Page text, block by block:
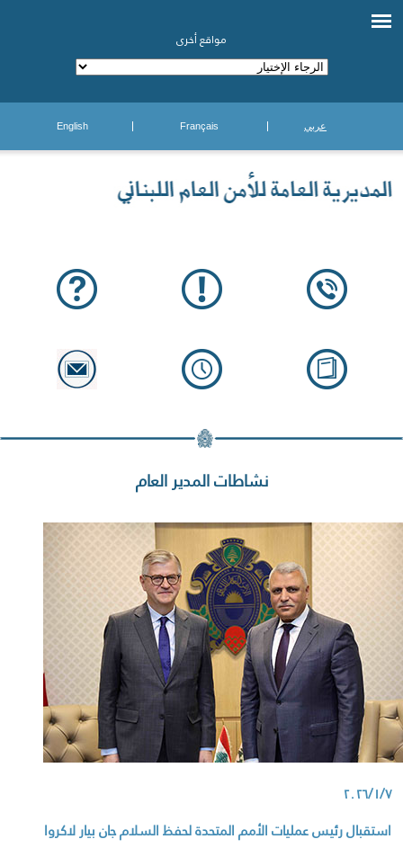
مواقع أخرى
عربي Français
English
نشاطات المدير العام
٢٠٢٦/١/٧
استقبال رئيس عمليات الأمم المتحدة لحفظ السلام جان بيار لاكروا